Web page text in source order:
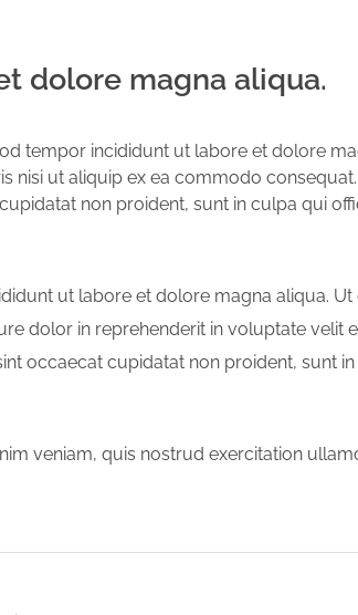
dolore magna aliqua.
tempor incididunt ut labore et dolore
nisi ut aliquip ex ea commodo
non proident, sunt in culpa qui
ut labore et dolore magna aliqua.
dolor in reprehenderit in voluptate velit
occaecat cupidatat non proident, sunt
veniam, quis nostrud exercitation